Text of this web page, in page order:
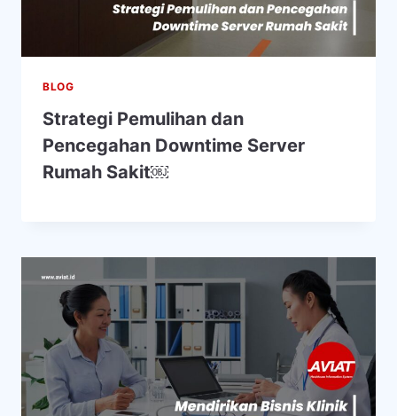
BLOG
Strategi Pemulihan dan
Pencegahan Downtime Server
Rumah Sakit￼